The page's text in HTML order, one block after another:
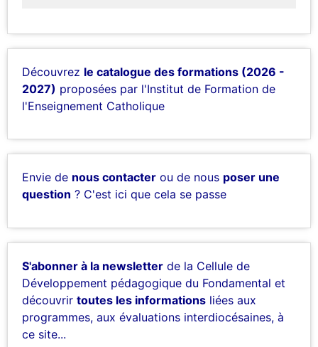
Découvrez le catalogue des formations (2026 -
2027) proposées par l'Institut de Formation de
l'Enseignement Catholique
Envie de nous contacter ou de nous poser une
question ? C'est ici que cela se passe
S'abonner à la newsletter de la Cellule de
Développement pédagogique du Fondamental et
découvrir toutes les informations liées aux
programmes, aux évaluations interdiocésaines, à
ce site...